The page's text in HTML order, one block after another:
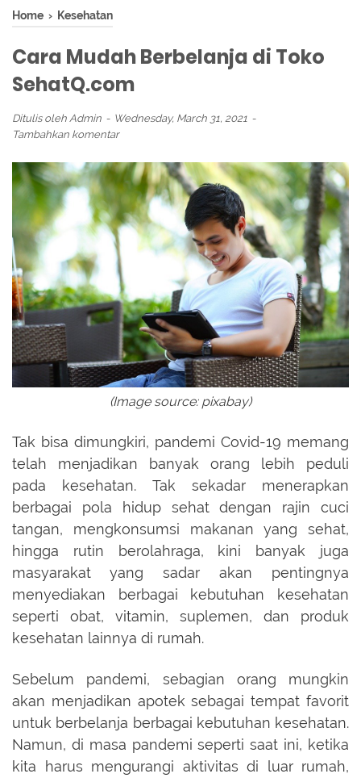
Home › Kesehatan
Cara Mudah Berbelanja di Toko
SehatQ.com
Ditulis oleh Admin
Wednesday, March 31, 2021
Tambahkan komentar
(Image source: pixabay)
Tak bisa dimungkiri, pandemi Covid-19 memang
telah menjadikan banyak orang lebih peduli
pada kesehatan. Tak sekadar menerapkan
berbagai pola hidup sehat dengan rajin cuci
tangan, mengkonsumsi makanan yang sehat,
hingga rutin berolahraga, kini banyak juga
masyarakat yang sadar akan pentingnya
menyediakan berbagai kebutuhan kesehatan
seperti obat, vitamin, suplemen, dan produk
kesehatan lainnya di rumah.
Sebelum pandemi, sebagian orang mungkin
akan menjadikan apotek sebagai tempat favorit
untuk berbelanja berbagai kebutuhan kesehatan.
Namun, di masa pandemi seperti saat ini, ketika
kita harus mengurangi aktivitas di luar rumah,